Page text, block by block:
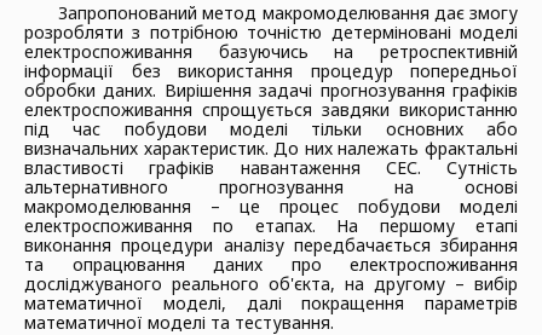
Запропонований метод макромоделювання дає змогу
розробляти з потрібною точністю детерміновані моделі
електроспоживання базуючись на ретроспективній
інформації без використання процедур попередньої
обробки даних. Вирішення задачі прогнозування графіків
електроспоживання спрощується завдяки використанню
під час побудови моделі тільки основних або
визначальних характеристик. До них належать фрактальні
властивості графіків навантаження СЕС. Сутність
альтернативного прогнозування на основі
макромоделювання – це процес побудови моделі
електроспоживання по етапах. На першому етапі
виконання процедури аналізу передбачається збирання
та опрацювання даних про електроспоживання
досліджуваного реального об'єкта, на другому – вибір
математичної моделі, далі покращення параметрів
математичної моделі та тестування.